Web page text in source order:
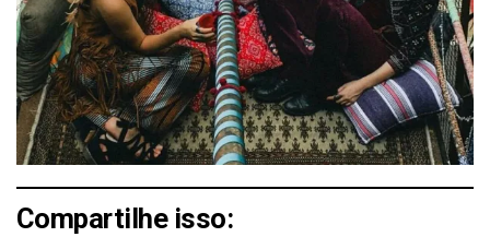
Compartilhe isso: